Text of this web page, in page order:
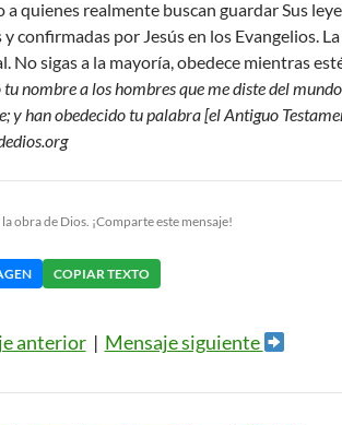
a quienes realmente buscan guardar Sus
confirmadas por Jesús en los Evangelios.
No sigas a la mayoría, obedece mientras
nombre a los hombres que me diste del
y han obedecido tu palabra [el Antiguo
obra de Dios. ¡Comparte este mensaje!
COPIAR TEXTO
anterior| Mensaje siguiente